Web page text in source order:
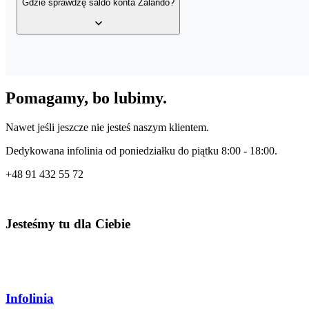
W trakcie składania zamówienia wpisz otrzymany od
Gdzie sprawdzę saldo konta Zalando?
Pomagamy, bo lubimy.
Nawet jeśli jeszcze nie jesteś naszym klientem.
Dedykowana infolinia od poniedziałku do piątku 8:00 - 18:00.
+48 91 432 55 72
Jesteśmy tu dla Ciebie
Infolinia